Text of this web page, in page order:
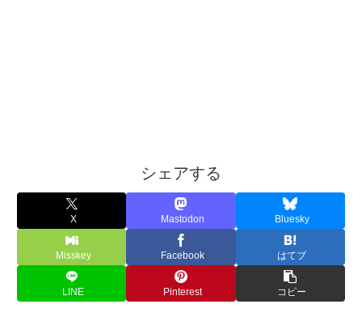
シェアする
X Mastodon Bluesky
Misskey Facebook はてブ
LINE Pinterest コピー